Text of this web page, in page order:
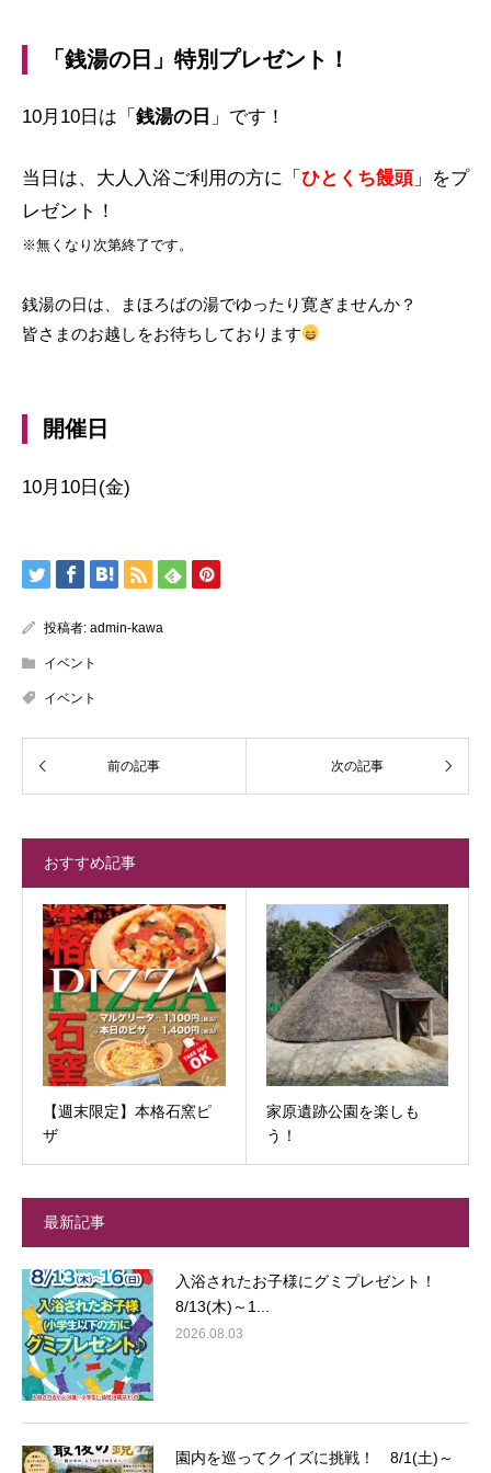
「銭湯の日」特別プレゼント！
10月10日は「 銭湯の日 」です！
当日は、大人入浴ご利用の方に「 ひとくち饅頭 」をプ
レゼント！
※無くなり次第終了です。
銭湯の日は、まほろばの湯でゆったり寛ぎませんか？
皆さまのお越しをお待ちしております
開催日
10月10日(金)
投稿者: admin-kawa
イベント
イベント
おすすめ記事
【週末限定】本格石窯ピ
ザ
家原遺跡公園を楽しも
う！
最新記事
入浴されたお子様にグミプレゼント！
8/13(木)～1...
2026.08.03
園内を巡ってクイズに挑戦！ 8/1(土)～